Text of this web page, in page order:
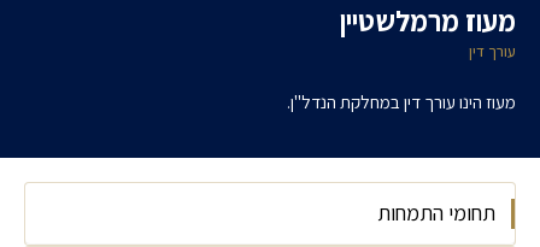
מעוז מרמלשטיין
עורך דין
מעוז הינו עורך דין במחלקת הנדל"ן.
תחומי התמחות